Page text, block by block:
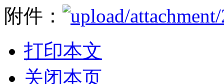
分类：
企业新闻
附件：